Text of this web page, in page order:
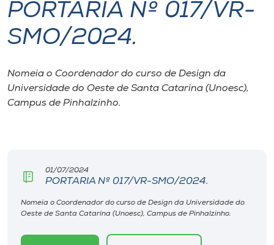
Internacionalização
I.nova
Diplomados
PORTARIA Nº 017/VR-
SMO/2024.
Nomeia o Coordenador do curso de Design da
Universidade do Oeste de Santa Catarina (Unoesc),
Campus de Pinhalzinho.
01/07/2024
PORTARIA Nº 017/VR-SMO/2024.
Nomeia o Coordenador do curso de Design da Universidade do
Oeste de Santa Catarina (Unoesc), Campus de Pinhalzinho.